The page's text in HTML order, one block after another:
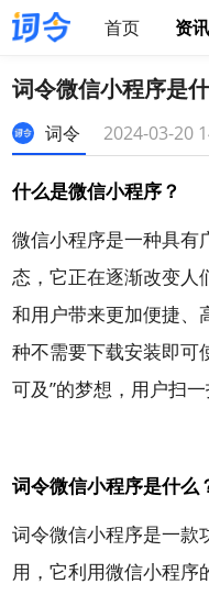
首页 资讯
词令微信小程序是
词令 2024-03-20
什么是微信小程序？
微信小程序是一种具有
态，它正在逐渐改变人
和用户带来更加便捷、
种不需要下载安装即可
可及”的梦想，用户扫
词令微信小程序是什么
词令微信小程序是一款
用，它利用微信小程序